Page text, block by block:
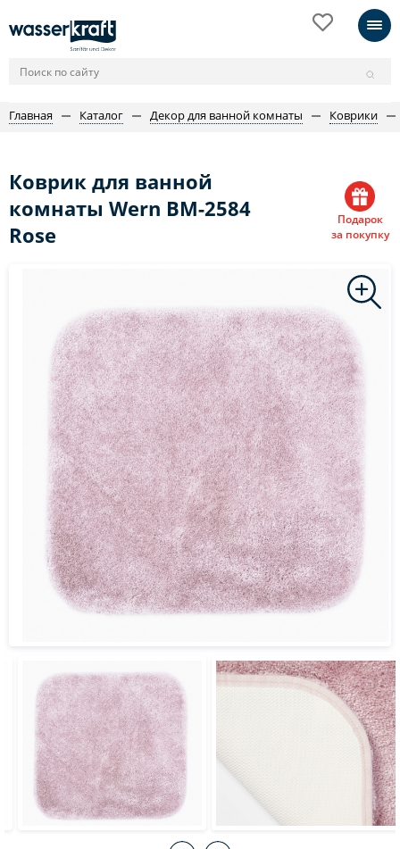
Главная Каталог Декор для ванной комнаты Коврики
Коврик для ванной
комнаты Wern BM-2584
Rose
Подарок
за покупку